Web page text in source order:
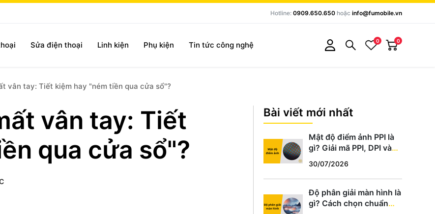
Hotline: 0909.650.650 hoặc info@fumobile.vn
Sửa điện thoại Linh kiện Phụ kiện Tin tức công nghệ 0 0
vân tay: Tiết kiệm hay "ném tiền qua cửa sổ"?
vân tay: Tiết
qua cửa sổ"?
Bài viết mới nhất
Mật độ điểm ảnh PPI là
gì? Giải mã PPI, DPI và
chuẩn
30/07/2026
Độ phân giải màn hình là
gì? Cách chọn chuẩn